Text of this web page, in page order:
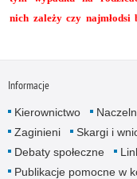
nich zależy czy najmłodsi
Informacje
Kierownictwo
Zaginieni
Skargi i
Debaty społeczne
Publikacje pomocne w